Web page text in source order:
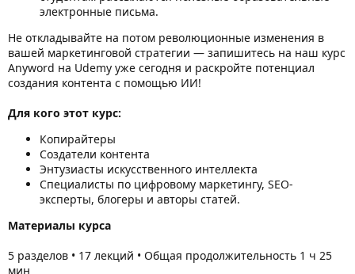
электронные письма.
Не откладывайте на потом революционные изменения в
вашей маркетинговой стратегии — запишитесь на наш курс
Anyword на Udemy уже сегодня и раскройте потенциал
создания контента с помощью ИИ!
Для кого этот курс:
Копирайтеры
Создатели контента
Энтузиасты искусственного интеллекта
Специалисты по цифровому маркетингу, SEO-
эксперты, блогеры и авторы статей.
Материалы курса
5 разделов • 17 лекций • Общая продолжительность 1 ч 25
мин